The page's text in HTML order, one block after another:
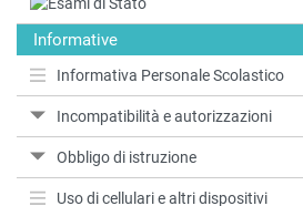
Informative
Informativa Personale Scolastico
Incompatibilità e autorizzazioni
Obbligo di istruzione
Uso di cellulari e altri dispositivi